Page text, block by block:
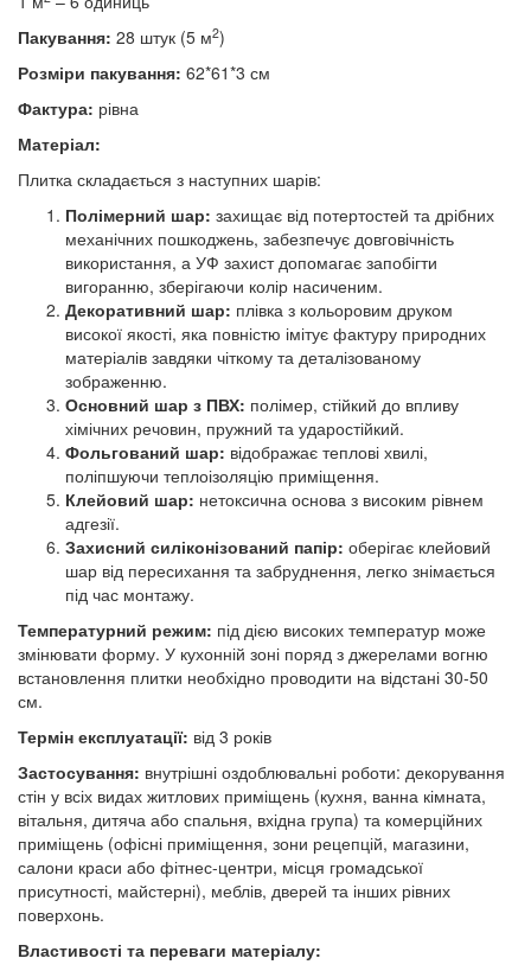
Пакування: 28 штук (5 м2)
Розміри пакування: 62*61*3 см
Фактура: рівна
Матеріал:
Плитка складається з наступних шарів:
Полімерний шар: захищає від потертостей та дрібних
механічних пошкоджень, забезпечує довговічність
використання, а УФ захист допомагає запобігти
вигоранню, зберігаючи колір насиченим.
Декоративний шар: плівка з кольоровим друком
високої якості, яка повністю імітує фактуру природних
матеріалів завдяки чіткому та деталізованому
зображенню.
Основний шар з ПВХ: полімер, стійкий до впливу
хімічних речовин, пружний та ударостійкий.
Фольгований шар: відображає теплові хвилі,
поліпшуючи теплоізоляцію приміщення.
Клейовий шар: нетоксична основа з високим рівнем
адгезії.
Захисний силіконізований папір: оберігає клейовий
шар від пересихання та забруднення, легко знімається
під час монтажу.
Температурний режим: під дією високих температур може
змінювати форму. У кухонній зоні поряд з джерелами вогню
встановлення плитки необхідно проводити на відстані 30-50
см.
Термін експлуатації: від 3 років
Застосування: внутрішні оздоблювальні роботи: декорування
стін у всіх видах житлових приміщень (кухня, ванна кімната,
вітальня, дитяча або спальня, вхідна група) та комерційних
приміщень (офісні приміщення, зони рецепцій, магазини,
салони краси або фітнес-центри, місця громадської
присутності, майстерні), меблів, дверей та інших рівних
поверхонь.
Властивості та переваги матеріалу: